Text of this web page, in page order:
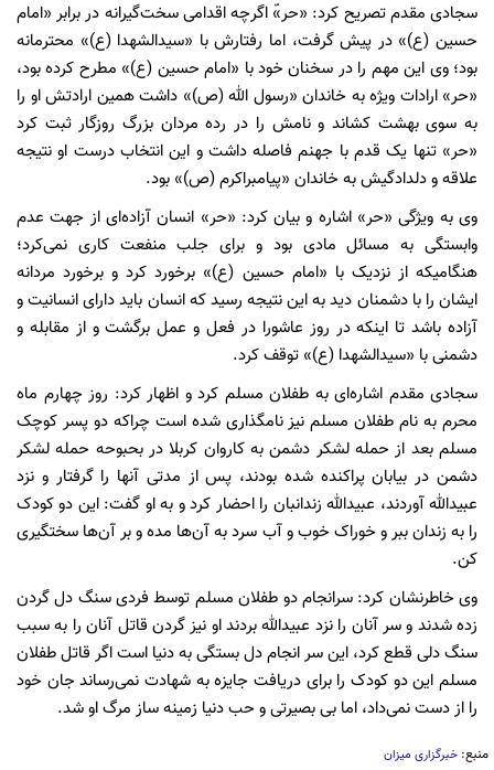
سجادی مقدم تصریح کرد: «حر»ّ اگرچه اقدامی سخت‌گیرانه در برابر «امام
حسین (ع)» در پیش گرفت، اما رفتارش با «سیدالشهدا (ع)» محترمانه
بود؛ وی این مهم را در سخنان خود با «امام حسین (ع)» مطرح کرده بود،
«حر» ارادات ویژه به خاندان «رسول الله (ص)» داشت همین ارادتش او را
به سوی بهشت کشاند و نامش را در رده مردان بزرگ روزگار ثبت کرد
«حر» تنها یک قدم با جهنم فاصله داشت و این انتخاب درست او نتیجه
علاقه و دلدادگیش به خاندان «پیامبراکرم (ص)» بود.
وی به ویژگی «حر» اشاره و بیان کرد: «حر» انسان آزاده‌ای از جهت عدم
وابستگی به مسائل مادی بود و برای جلب منفعت کاری نمی‌کرد؛
هنگامیکه از نزدیک با «امام حسین (ع)» برخورد کرد و برخورد مردانه
ایشان را با دشمنان دید به این نتیجه رسید که انسان باید دارای انسانیت و
آزاده باشد تا اینکه در روز عاشورا در فعل و عمل برگشت و از مقابله و
دشمنی با «سیدالشهدا (ع)» توقف کرد.
سجادی مقدم اشاره‌ای به طفلان مسلم کرد و اظهار کرد: روز چهارم ماه
محرم به نام طفلان مسلم نیز نامگذاری شده است چراکه دو پسر کوچک
مسلم بعد از حمله لشکر دشمن به کاروان کربلا در بحبوحه حمله لشکر
دشمن در بیابان پراکنده شده بودند، پس از مدتی آنها را گرفتار و نزد
عبیدالله آوردند، عبیدالله زندانبان را احضار کرد و به او گفت: این دو کودک
را به زندان ببر و خوراک خوب و آب سرد به آن‌ها مده و بر آن‌ها سخت‏گیرى
کن.
وی خاطرنشان کرد: سرانجام دو طفلان مسلم توسط فردی سنگ دل گردن
زده شدند و سر آنان را نزد عبیدالله بردند او نیز گردن قاتل آنان را به سبب
سنگ دلی قطع کرد، این سر انجام دل بستگی به دنیا است اگر قاتل طفلان
مسلم این دو کودک را برای دریافت جایزه به شهادت نمی‌رساند جان خود
را از دست نمی‌داد، اما بی بصیرتی و حب دنیا زمینه ساز مرگ او شد.
منبع: خبرگزاری میزان